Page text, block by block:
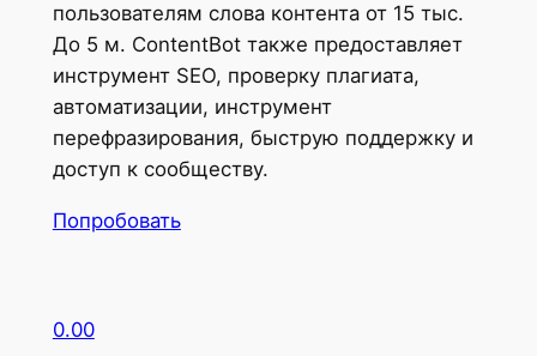
пользователям слова контента от 15 тыс.
До 5 м. ContentBot также предоставляет
инструмент SEO, проверку плагиата,
автоматизации, инструмент
перефразирования, быструю поддержку и
доступ к сообществу.
Попробовать
0.00